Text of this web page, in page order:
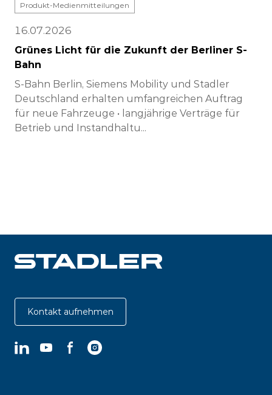
Produkt-Medienmitteilungen
16.07.2026
Grünes Licht für die Zukunft der Berliner S-
Bahn
S-Bahn Berlin, Siemens Mobility und Stadler
Deutschland erhalten umfangreichen Auftrag
für neue Fahrzeuge • langjährige Verträge für
Betrieb und Instandhaltu...
Kontakt aufnehmen
LinkedInYouTubeFacebookInstagram